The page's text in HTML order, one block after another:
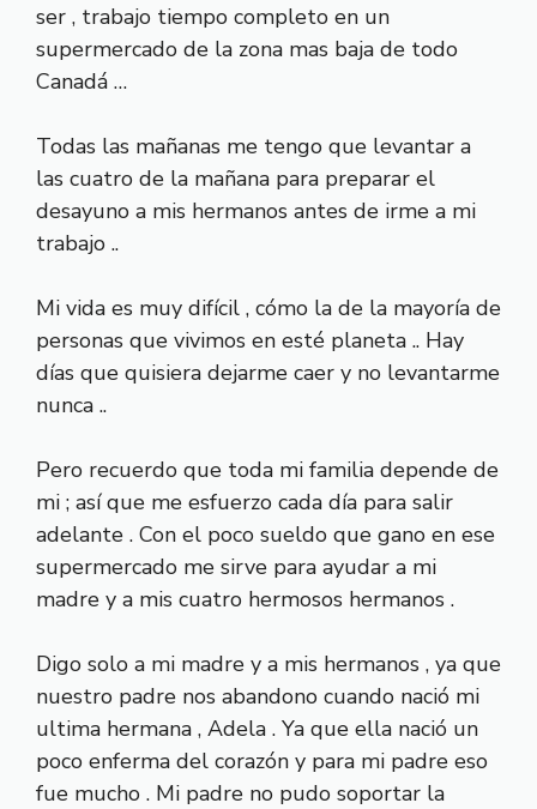
ser , trabajo tiempo completo en un
supermercado de la zona mas baja de todo
Canadá …
Todas las mañanas me tengo que levantar a
las cuatro de la mañana para preparar el
desayuno a mis hermanos antes de irme a mi
trabajo ..
Mi vida es muy difícil , cómo la de la mayoría de
personas que vivimos en esté planeta .. Hay
días que quisiera dejarme caer y no levantarme
nunca ..
Pero recuerdo que toda mi familia depende de
mi ; así que me esfuerzo cada día para salir
adelante . Con el poco sueldo que gano en ese
supermercado me sirve para ayudar a mi
madre y a mis cuatro hermosos hermanos .
Digo solo a mi madre y a mis hermanos , ya que
nuestro padre nos abandono cuando nació mi
ultima hermana , Adela . Ya que ella nació un
poco enferma del corazón y para mi padre eso
fue mucho . Mi padre no pudo soportar la